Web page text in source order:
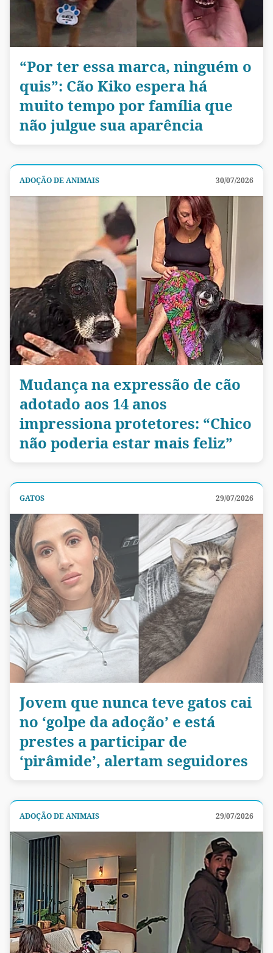
“Por ter essa marca, ninguém o
quis”: Cão Kiko espera há
muito tempo por família que
não julgue sua aparência
ADOÇÃO DE ANIMAIS 30/07/2026
Mudança na expressão de cão
adotado aos 14 anos
impressiona protetores: “Chico
não poderia estar mais feliz”
GATOS 29/07/2026
Jovem que nunca teve gatos cai
no ‘golpe da adoção’ e está
prestes a participar de
‘pirâmide’, alertam seguidores
ADOÇÃO DE ANIMAIS 29/07/2026